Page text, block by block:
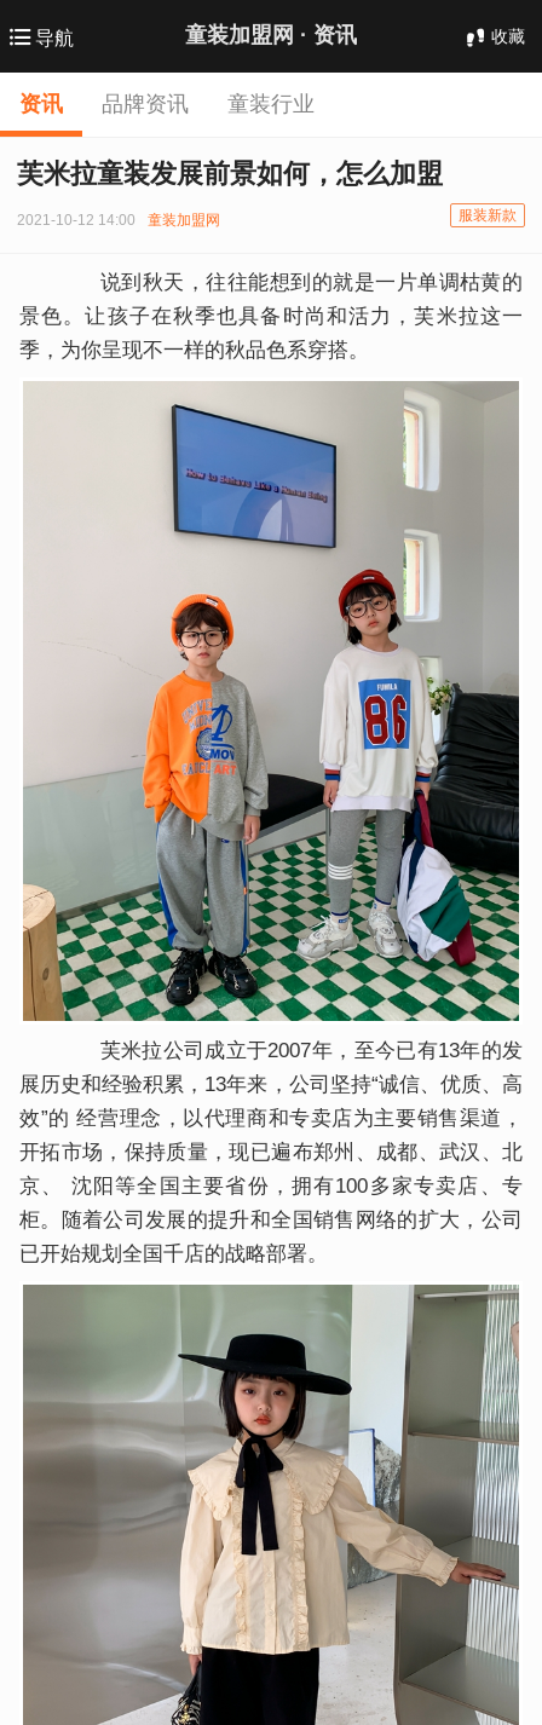
导航 童装加盟网 · 资讯 收藏
资讯 品牌资讯 童装行业
芙米拉童装发展前景如何，怎么加盟
2021-10-12 14:00 童装加盟网 服装新款
说到秋天，往往能想到的就是一片单调枯黄的
景色。让孩子在秋季也具备时尚和活力，芙米拉这一
季，为你呈现不一样的秋品色系穿搭。
芙米拉公司成立于2007年，至今已有13年的发
展历史和经验积累，13年来，公司坚持“诚信、优质、高
效”的 经营理念，以代理商和专卖店为主要销售渠道，
开拓市场，保持质量，现已遍布郑州、成都、武汉、北
京、 沈阳等全国主要省份，拥有100多家专卖店、专
柜。随着公司发展的提升和全国销售网络的扩大，公司
已开始规划全国千店的战略部署。